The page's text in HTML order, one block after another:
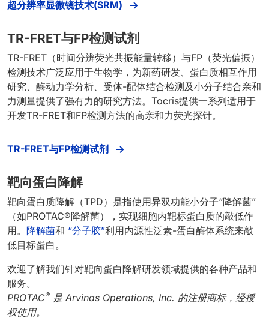
超分辨率显微镜技术(SRM)
TR-FRET与FP检测试剂
TR-FRET（时间分辨荧光共振能量转移）与FP（荧光偏振）
检测技术广泛应用于生物学，为新药研发、蛋白质相互作用
研究、酶动力学分析、受体-配体结合检测及小分子结合亲和
力测量提供了强有力的研究方法。Tocris提供一系列适用于
开发TR-FRET和FP检测方法的高亲和力荧光探针。
TR-FRET与FP检测试剂
靶向蛋白降解
靶向蛋白质降解（TPD）是指使用异双功能小分子“降解菌”
（如PROTAC®降解菌），实现细胞内靶标蛋白质的敲低作
用。 降解菌和 “分子胶”利用内源性泛素-蛋白酶体系统来敲
低目标蛋白。
欢迎了解我们针对靶向蛋白降解研发领域提供的各种产品和
服务。
PROTAC® 是 Arvinas Operations, Inc. 的注册商标，经授
权使用。